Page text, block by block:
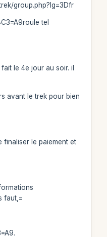
group.php?lg=3Dfr
tel
le 4e jour au soir. il
avant le trek pour bien
finaliser le paiement et
faut,=